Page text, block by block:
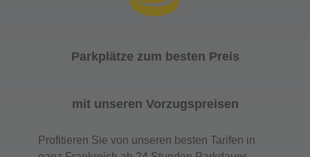
Parkplätze zum besten Preis
mit unseren Vorzugspreisen
Profitieren Sie von unseren besten Tarifen in